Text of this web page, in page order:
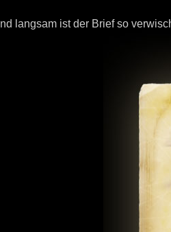
langsam ist der Brief so